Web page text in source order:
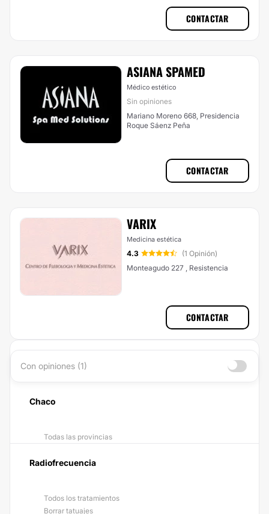
CONTACTAR
ASIANA SPAMED
Médico estético
Sin opiniones
Mariano Moreno 668, Presidencia
Roque Sáenz Peña
CONTACTAR
VARIX
Medicina estética
4.3
(1 Opinión)
Monteagudo 227 , Resistencia
CONTACTAR
Con opiniones (1)
Chaco
Todas las provincias
Radiofrecuencia
Todos los tratamientos
Borrar tatuajes